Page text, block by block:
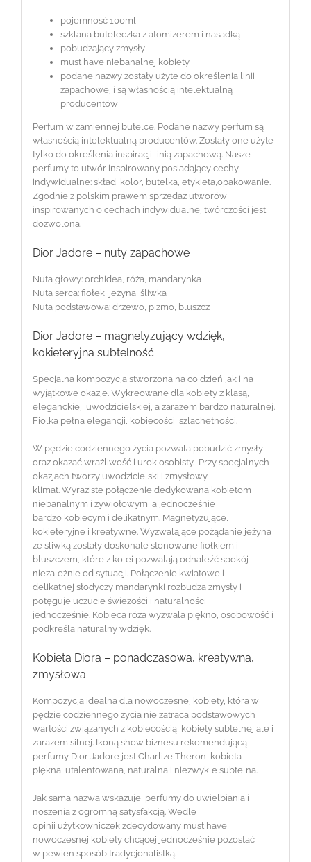
pojemność 100ml
szklana buteleczka z atomizerem i nasadką
pobudzający zmysły
must have niebanalnej kobiety
podane nazwy zostały użyte do określenia linii
zapachowej i są własnością intelektualną
producentów
Perfum w zamiennej butelce. Podane nazwy perfum są
własnością intelektualną producentów. Zostały one użyte
tylko do określenia inspiracji linią zapachową. Nasze
perfumy to utwór inspirowany posiadający cechy
indywidualne: skład, kolor, butelka, etykieta,opakowanie.
Zgodnie z polskim prawem sprzedaż utworów
inspirowanych o cechach indywidualnej twórczości jest
dozwolona.
Dior Jadore – nuty zapachowe
Nuta głowy: orchidea, róża, mandarynka
Nuta serca: fiołek, jeżyna, śliwka
Nuta podstawowa: drzewo, piżmo, bluszcz
Dior Jadore – magnetyzujący wdzięk,
kokieteryjna subtelność
Specjalna kompozycja stworzona na co dzień jak i na
wyjątkowe okazje. Wykreowane dla kobiety z klasą,
eleganckiej, uwodzicielskiej, a zarazem bardzo naturalnej.
Fiolka pełna elegancji, kobiecości, szlachetności.
W pędzie codziennego życia pozwala pobudzić zmysły
oraz okazać wrażliwość i urok osobisty. Przy specjalnych
okazjach tworzy uwodzicielski i zmysłowy
klimat. Wyraziste połączenie dedykowana kobietom
niebanalnym i żywiołowym, a jednocześnie
bardzo kobiecym i delikatnym. Magnetyzujące,
kokieteryjne i kreatywne. Wyzwalające pożądanie jeżyna
ze śliwką zostały doskonale stonowane fiołkiem i
bluszczem, które z kolei pozwalają odnaleźć spokój
niezależnie od sytuacji. Połączenie kwiatowe i
delikatnej słodyczy mandarynki rozbudza zmysły i
potęguje uczucie świeżości i naturalności
jednocześnie. Kobieca róża wyzwala piękno, osobowość i
podkreśla naturalny wdzięk.
Kobieta Diora – ponadczasowa, kreatywna,
zmysłowa
Kompozycja idealna dla nowoczesnej kobiety, która w
pędzie codziennego życia nie zatraca podstawowych
wartości związanych z kobiecością, kobiety subtelnej ale i
zarazem silnej. Ikoną show biznesu rekomendującą
perfumy Dior Jadore jest Charlize Theron ­ kobieta
piękna, utalentowana, naturalna i niezwykle subtelna.
Jak sama nazwa wskazuje, perfumy do uwielbiania i
noszenia z ogromną satysfakcją. Wedle
opinii użytkowniczek zdecydowany must ­have
nowoczesnej kobiety chcącej jednocześnie pozostać
w pewien sposób tradycjonalistką.